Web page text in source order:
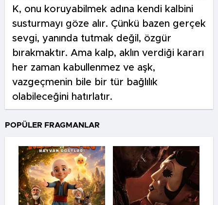
K, onu koruyabilmek adına kendi kalbini
susturmayı göze alır. Çünkü bazen gerçek
sevgi, yanında tutmak değil, özgür
bırakmaktır. Ama kalp, aklın verdiği kararı
her zaman kabullenmez ve aşk,
vazgeçmenin bile bir tür bağlılık
olabileceğini hatırlatır.
POPÜLER FRAGMANLAR